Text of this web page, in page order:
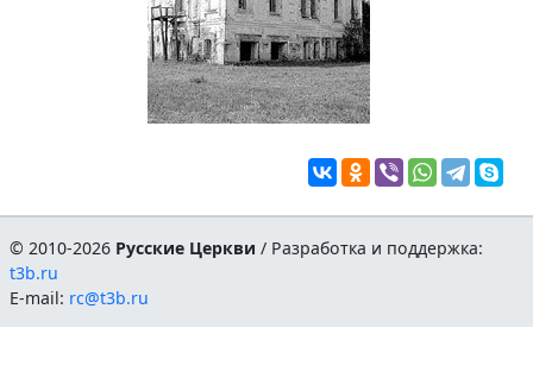
© 2010-2026 Русские Церкви / Разработка и поддержка:
t3b.ru
E-mail: rc@t3b.ru